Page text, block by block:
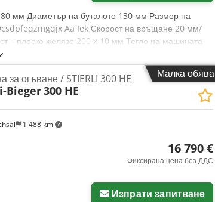
мм Диаметър на буталото 130 мм Размер на
Aa Iek Скорост на връщане 20 мм/
– плоско желязо 200 x 10 мм Тегло на машината
x 750 мм NC-управление за настройка на хода
за ръчен или полуавтоматичен режим
манометър Работна маса с делителна скала за
Малка обява
1 488 km
за огъване / STIERLI 300 HE
Bieger300 HE
16 790 €
Фиксирана цена без ДДС
Изпрати запитване